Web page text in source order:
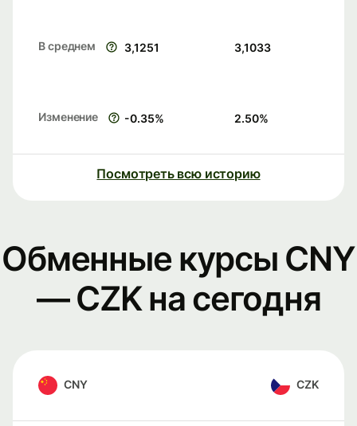
В среднем 3,1251 3,1033
Изменение -0.35% 2.50%
Посмотреть всю историю
Обменные курсы CNY
— CZK на сегодня
CNY CZK